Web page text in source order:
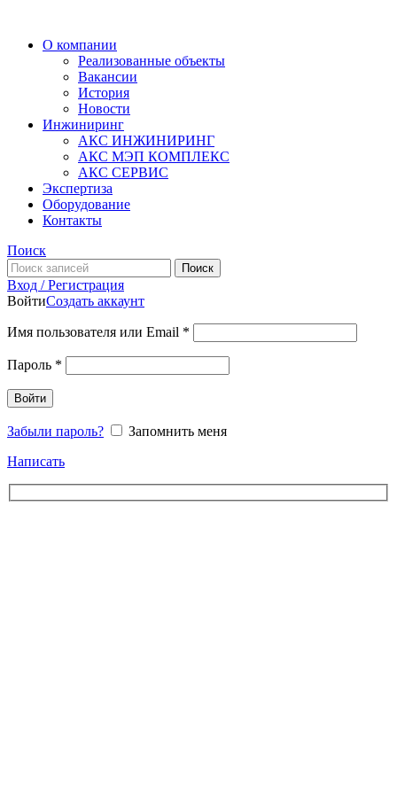
О компании
Реализованные объекты
Вакансии
История
Новости
Инжиниринг
АКС ИНЖИНИРИНГ
АКС МЭП КОМПЛЕКС
АКС СЕРВИС
Экспертиза
Оборудование
Контакты
Поиск
Поиск
Вход / Регистрация
ВойтиСоздать аккаунт
Имя пользователя или Email *
Пароль *
Войти
Забыли пароль?
Запомнить меня
Написать